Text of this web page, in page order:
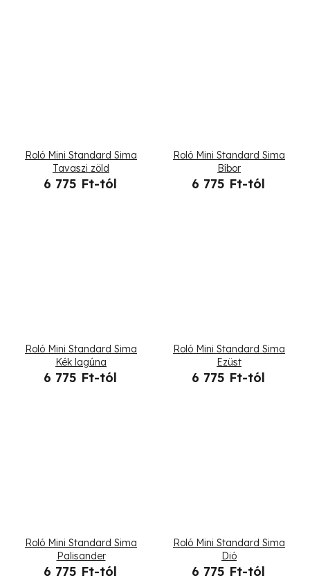
Roló Mini Standard Sima
Tavaszi zöld
6 775 Ft-tól
Roló Mini Standard Sima
Bíbor
6 775 Ft-tól
Roló Mini Standard Sima
Kék lagúna
6 775 Ft-tól
Roló Mini Standard Sima
Ezüst
6 775 Ft-tól
Roló Mini Standard Sima
Palisander
6 775 Ft-tól
Roló Mini Standard Sima
Dió
6 775 Ft-tól